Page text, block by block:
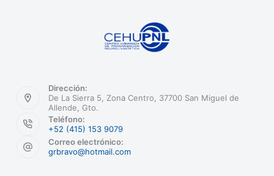
Dirección:
De La Sierra 5, Zona Centro, 37700 San Miguel de
Allende, Gto.
Teléfono:
+52 (415) 153 9079
Correo electrónico:
grbravo@hotmail.com